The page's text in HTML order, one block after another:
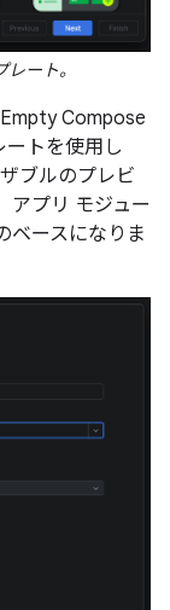
ート。
Compose
トを使用し
ブルのプレビ
アプリ モジュー
ベースになりま